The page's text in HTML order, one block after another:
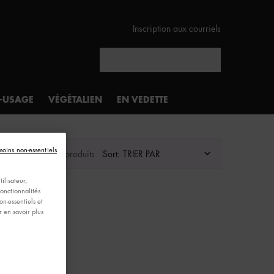
Inscription aux courriels
VÉGÉTALIEN EN VEDETTE
Afficher 1 produits Sort:
essentiels et
en savoir plus
non-essentiels